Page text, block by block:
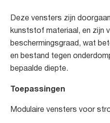
Deze vensters zijn
kunststof materiaal, en zijn
beschermingsgraad, wat
en bestand tegen
bepaalde diepte.
Toepassingen
Modulaire vensters voor